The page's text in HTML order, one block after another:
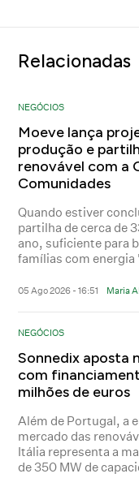
Relacionadas
NEGÓCIOS
Moeve lança
produção e
renovável com a
Comunidades
Quando estiver
partilha de cerca de
ano, suficiente para
famílias com
05 Ago 2026 - 16:51 Maria
NEGÓCIOS
Sonnedix aposta
com
milhões de euros
Além de Portugal, a
mercado das
Itália representa a
de 350 MW de